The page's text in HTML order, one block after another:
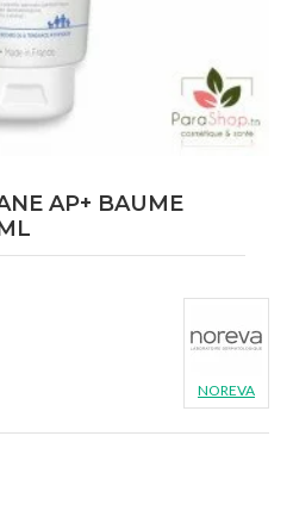
AP+ BAUME
NOREVA